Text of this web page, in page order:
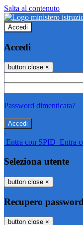
Salta al contenuto
Accedi
Accedi
button close ×
Password dimenticata?
-
Entra con SPID Entra
Seleziona utente
button close ×
Recupero password
button close ×